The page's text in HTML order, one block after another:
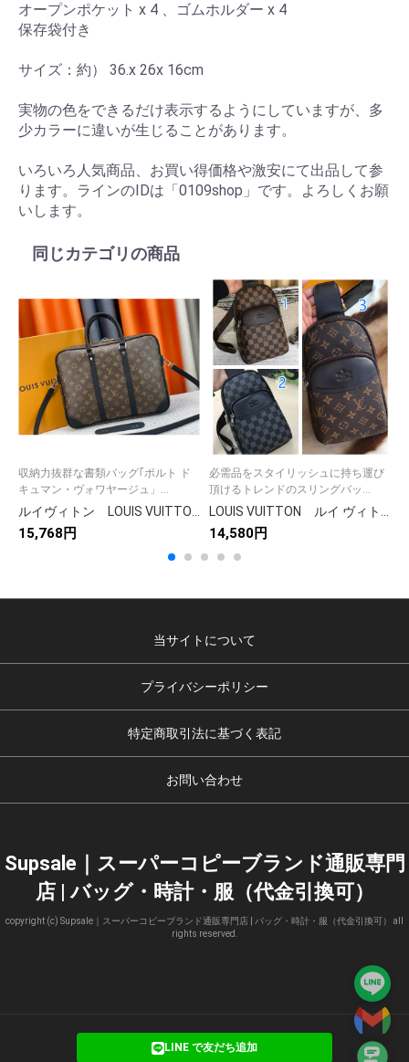
オープンポケット x 4 、ゴムホルダー x 4
保存袋付き
サイズ：約） 36.x 26x 16cm
実物の色をできるだけ表示するようにしていますが、多
少カラーに違いが生じることがあります。
いろいろ人気商品、お買い得価格や激安にて出品して参
ります。ラインのIDは「0109shop」です。よろしくお願
いします。
同じカテゴリの商品
収納力抜群な書類バッグ｢ポルト ド
キュマン・ヴォワヤージュ」...
ルイヴィトン LOUIS VUITTON 人気定番 ポルトドキュマンヴォワヤージュ メンズバッグ ビジネスバッグ トートバッグ モノグラム バッグ ハンドバッグ
15,768円
必需品をスタイリッシュに持ち運び
頂けるトレンドのスリングバッ...
LOUIS VUITTON ルイ ヴィトン アヴェニュー スリングバッグ ダミエ モノグラム メンズバッグ ショルダーバッグ 男性 送料込み 3色入り
14,580円
当サイトについて
プライバシーポリシー
特定商取引法に基づく表記
お問い合わせ
Supsale｜スーパーコピーブランド通販専門
店 | バッグ・時計・服（代金引換可）
copyright (c) Supsale｜スーパーコピーブランド通販専門店 | バッグ・時計・服（代金引換可） all
rights reserved.
LINE で友だち追加